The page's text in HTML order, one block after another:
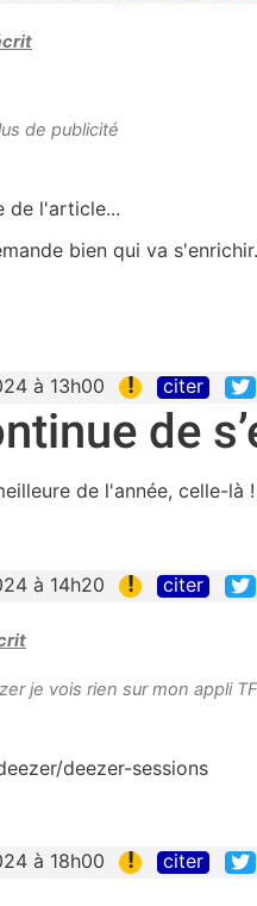
de publicité
de l'article...
bien qui va
à 13h00 ! citer
de
de l'année, celle-là !
à 14h20 ! citer
je vois rien sur mon appli
deezer-sessions
à 18h00 ! citer